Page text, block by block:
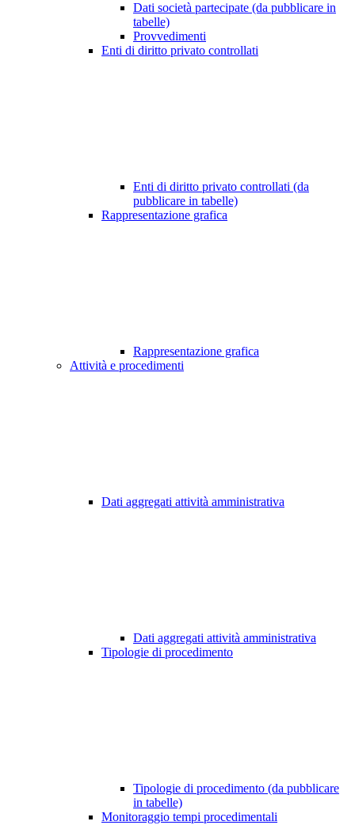
Dati società partecipate (da pubblicare in
tabelle)
Provvedimenti
Enti di diritto privato controllati
Enti di diritto privato controllati (da
pubblicare in tabelle)
Rappresentazione grafica
Rappresentazione grafica
Attività e procedimenti
Dati aggregati attività amministrativa
Dati aggregati attività amministrativa
Tipologie di procedimento
Tipologie di procedimento (da pubblicare
in tabelle)
Monitoraggio tempi procedimentali